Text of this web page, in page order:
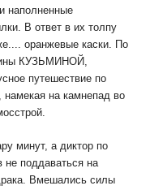
наполненные
В ответ в их толпу
оранжевые каски. По
КУЗЬМИНОЙ,
путешествие по
на камнепад во
минут, а диктор по
не поддаваться на
Вмешались силы